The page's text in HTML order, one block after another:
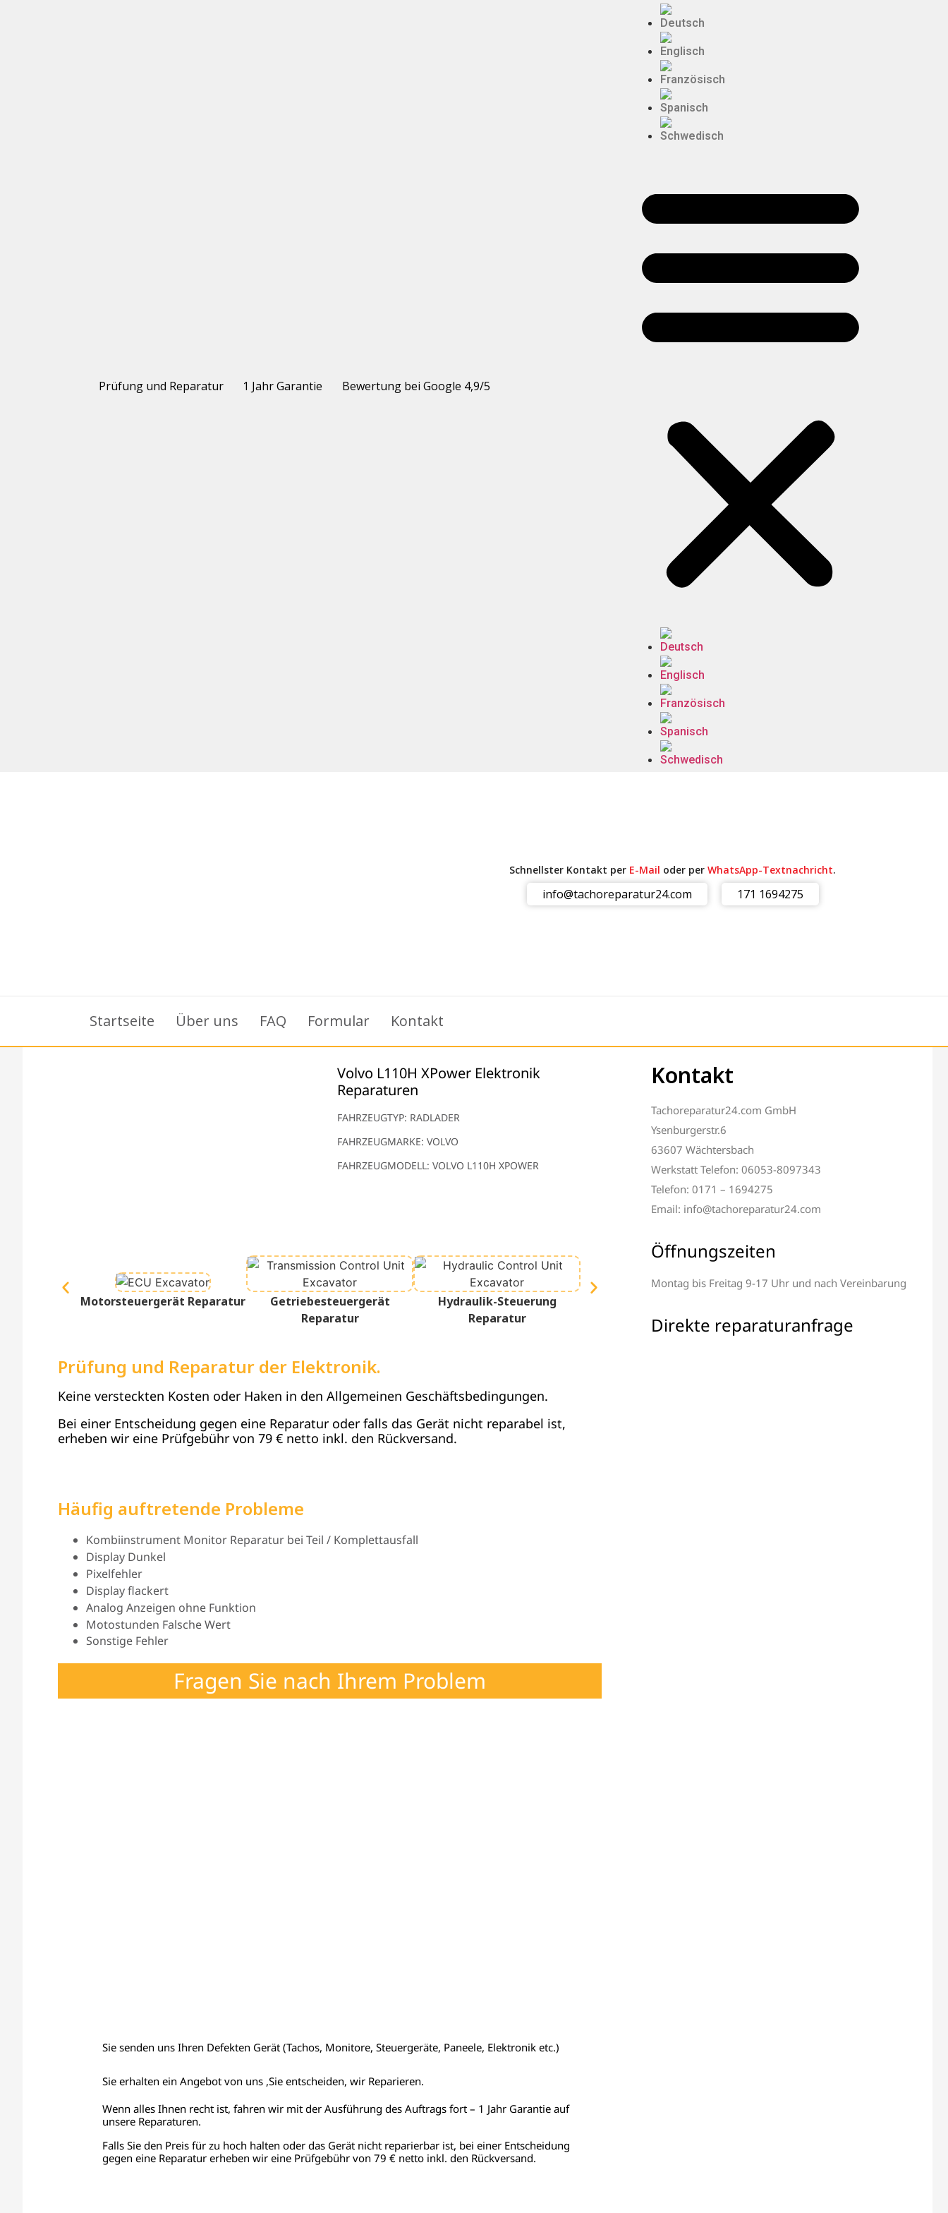
Prüfung und Reparatur 1 Jahr Garantie Bewertung bei Google 4,9/5
Schnellster Kontakt per E-Mail oder perWhatsApp-Textnachricht.
info@tachoreparatur24.com 171 1694275
Startseite Über uns FAQ Formular Kontakt
Volvo L110H XPower Elektronik
Reparaturen
FAHRZEUGTYP: RADLADER
FAHRZEUGMARKE: VOLVO
FAHRZEUGMODELL: VOLVO L110H XPOWER
Motorsteuergerät Reparatur
Getriebesteuergerät
Reparatur
Hydraulik-Steuerung
Reparatur
Alle elektronischen Bauteile
Prüfung und Reparatur der Elektronik.
Keine versteckten Kosten oder Haken in den Allgemeinen Geschäftsbedingungen.
Bei einer Entscheidung gegen eine Reparatur oder falls das Gerät nicht reparabel ist,
erheben wir eine Prüfgebühr von 79 € netto inkl. den Rückversand.
Häufig auftretende Probleme
Kombiinstrument Monitor Reparatur bei Teil / Komplettausfall
Display Dunkel
Pixelfehler
Display flackert
Analog Anzeigen ohne Funktion
Motostunden Falsche Wert
Sonstige Fehler
Fragen Sie nach Ihrem Problem
Sie senden uns Ihren Defekten Gerät (Tachos, Monitore, Steuergeräte, Paneele, Elektronik etc.)
Sie erhalten ein Angebot von uns ,Sie entscheiden, wir Reparieren.
Wenn alles Ihnen recht ist, fahren wir mit der Ausführung des Auftrags fort – 1 Jahr Garantie auf
unsere Reparaturen.
Falls Sie den Preis für zu hoch halten oder das Gerät nicht reparierbar ist, bei einer Entscheidung
gegen eine Reparatur erheben wir eine Prüfgebühr von 79 € netto inkl. den Rückversand.
Kontakt
Tachoreparatur24.com GmbH
Ysenburgerstr.6
63607 Wächtersbach
Werkstatt Telefon: 06053-8097343
Telefon: 0171 – 1694275
Email: info@tachoreparatur24.com
Öffnungszeiten
Montag bis Freitag 9-17 Uhr und nach Vereinbarung
Direkte reparaturanfrage